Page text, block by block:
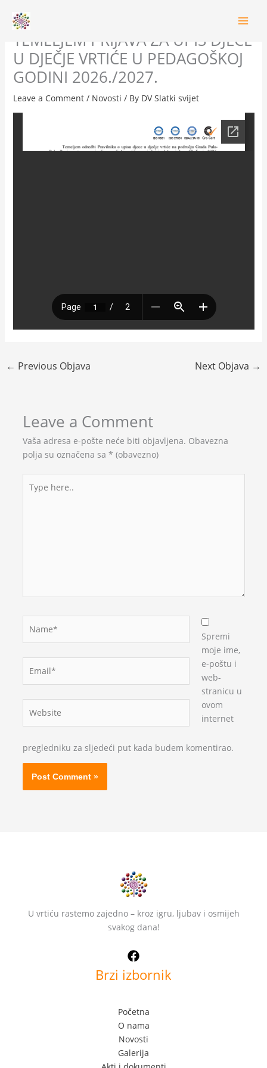
content
REZULTATI BODOVANJA
TEMELJEM PRIJAVA ZA UPIS DJECE
U DJEČJE VRTIĆE U PEDAGOŠKOJ
GODINI 2026./2027.
Leave a Comment / Novosti / By DV Slatki svijet
← Previous Objava Next Objava →
Leave a Comment
Vaša adresa e-pošte neće biti objavljena. Obavezna
polja su označena sa * (obavezno)
here..
Spremi
moje ime,
e-poštu i
web-
stranicu u
ovom
internet
pregledniku za sljedeći put kada budem komentirao.
U vrtiću rastemo zajedno – kroz igru, ljubav i osmijeh
svakog dana!
Brzi izbornik
Početna
O nama
Novosti
Galerija